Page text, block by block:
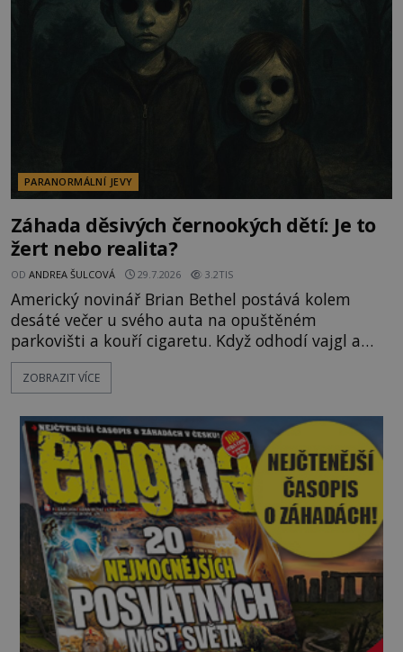
vyhýbají! Už jste o těchto lesích slyšeli? A odvážili
byste se je navštívit? [gallery ids="17
PARANORMÁLNÍ JEVY
Záhada děsivých černookých dětí: Je to
žert nebo realita?
OD ANDREA ŠULCOVÁ 29.7.2026 3.2TIS
Americký novinář Brian Bethel postává kolem
desáté večer u svého auta na opuštěném
parkovišti a kouří cigaretu. Když odhodí vajgl a
chystá se nastoupit do auta, přijdou k němu dva
mladí chlapci, kterým může být okolo 14 let.
pouhých několik minut od tohoto parkoviště,“
zeptá se suverénně jeden z nich. P
ZOBRAZIT VÍCE